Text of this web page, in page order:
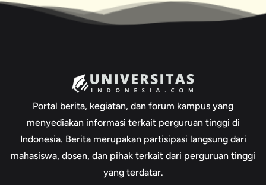
Portal berita, kegiatan, dan forum kampus yang
menyediakan informasi terkait perguruan tinggi di
Indonesia. Berita merupakan partisipasi langsung dari
mahasiswa, dosen, dan pihak terkait dari perguruan tinggi
yang terdatar.